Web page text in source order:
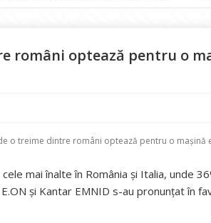
români optează pentru o
o treime dintre români optează pentru o maşină
mai înalte în România şi Italia, unde
şi Kantar EMNID s-au pronunţat în